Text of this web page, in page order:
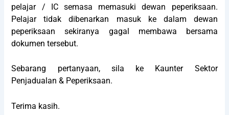
pelajar / IC semasa memasuki dewan peperiksaan.
Pelajar tidak dibenarkan masuk ke dalam dewan
peperiksaan sekiranya gagal membawa bersama
dokumen tersebut.
Sebarang pertanyaan, sila ke Kaunter Sektor
Penjadualan & Peperiksaan.
Terima kasih.